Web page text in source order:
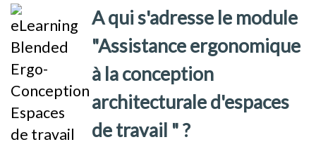
A qui s'adresse le module
"Assistance ergonomique
à la conception
architecturale d'espaces
de travail " ?